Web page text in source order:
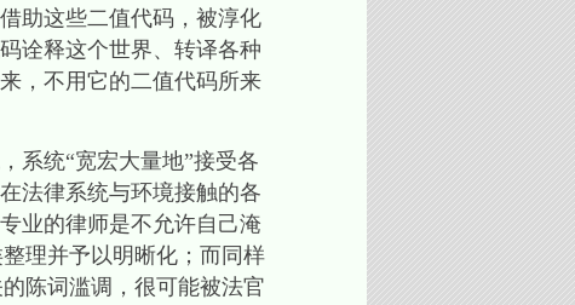
助这些二值代码，被淳化
诠释这个世界、转译各种
，不用它的二值代码所来
系统“宽宏大量地”接受各
法律系统与环境接触的各
业的律师是不允许自己淹
理并予以明晰化；而同样
陈词滥调，很可能被法官